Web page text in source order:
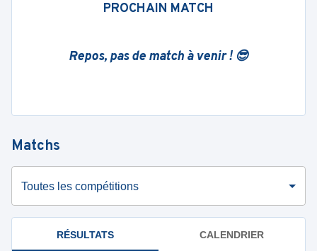
PROCHAIN MATCH
Repos, pas de match à venir ! 😎
Matchs
Toutes les compétitions
RÉSULTATS CALENDRIER